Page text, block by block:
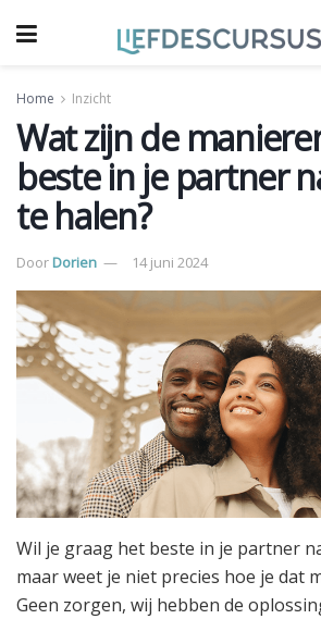
Home Inzicht
Wat zijn de
beste in je partner
te halen?
DoorDorien 14 juni 2024
Wil je graag het beste in je partner
maar weet je niet precies hoe je dat
Geen zorgen, wij hebben de